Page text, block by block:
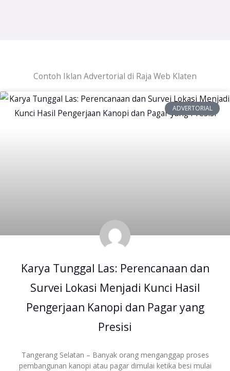
Contoh Iklan Advertorial di Raja Web Klaten
ADVERTORIAL
Karya Tunggal Las: Perencanaan dan
Survei Lokasi Menjadi Kunci Hasil
Pengerjaan Kanopi dan Pagar yang
Presisi
Tangerang Selatan – Banyak orang menganggap proses
pembangunan kanopi atau pagar dimulai ketika besi mulai